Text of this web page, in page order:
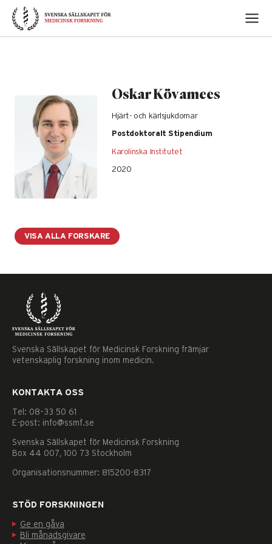
Skip
content
Oskar Kövamees
Hjärt- och kärlsjukdomar
Postdoktoralt Stipendium
Karolinska Institutet
2020
VISA ALLA FORSKARE
Svenska Sällskapet för Medicinsk Forskning främjar
vetenskaplig forskning inom medicin.
KONTAKTA OSS
Tel: 08–33 50 61
E-post: info@ssmf.se
Svenska Sällskapet för Medicinsk Forskning
Box 44 007, 100 73 Stockholm
Organisationsnummer: 815200-8317
STÖD FORSKNINGEN
Ge en gåva
Bli månadsgivare
Nödvändiga